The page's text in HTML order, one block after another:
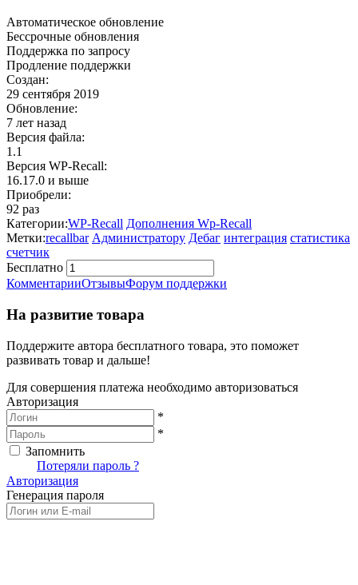
Автоматическое обновление
Бессрочные обновления
Поддержка по запросу
Продление поддержки
Создан:
29 сентября 2019
Обновление:
7 лет назад
Версия файла:
1.1
Версия WP‑Recall:
16.17.0 и выше
Приобрели:
92 раз
Категории:WP-Recall Дополнения Wp-Recall
Метки:recallbar Администратору Дебаг интеграция статистика
счетчик
Бесплатно
КомментарииОтзывыФорум поддержки
На развитие товара
Поддержите автора бесплатного товара, это поможет
развивать товар и дальше!
Для совершения платежа необходимо авторизоваться
Авторизация
*
*
Запомнить
Потеряли пароль ?
Авторизация
Генерация пароля